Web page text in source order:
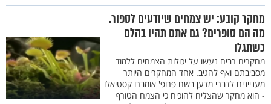
מחקר קובע: יש צמחים שיודעים לספור.
מה הם סופרים? גם אתם תהיו בהלם
כשתגלו
מחקרים רבים נעשו על יכולות הצמחים ללמוד
מסביבתם ואף להגיב. אחד המחקרים היותר
מעניינים לדברי מדען בשם פרופ' אומברו קסטיאלו
- הוא מחקר שהצליח להוכיח כי הצמח הטורף